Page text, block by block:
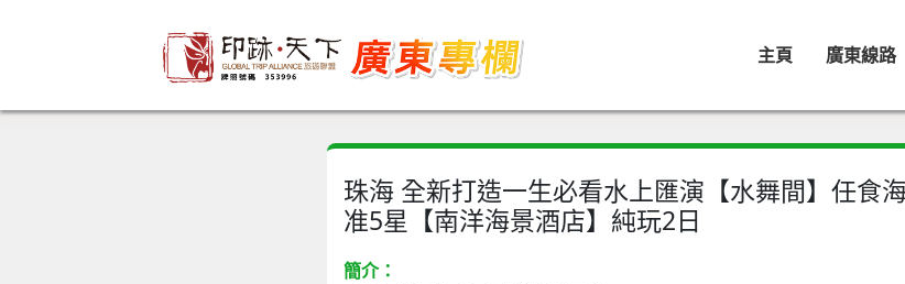
廣東線路
主頁
珠海 全新打造一生必看水上匯演【水舞間】任食
准5星【南洋海景酒店】純玩2日
簡介：